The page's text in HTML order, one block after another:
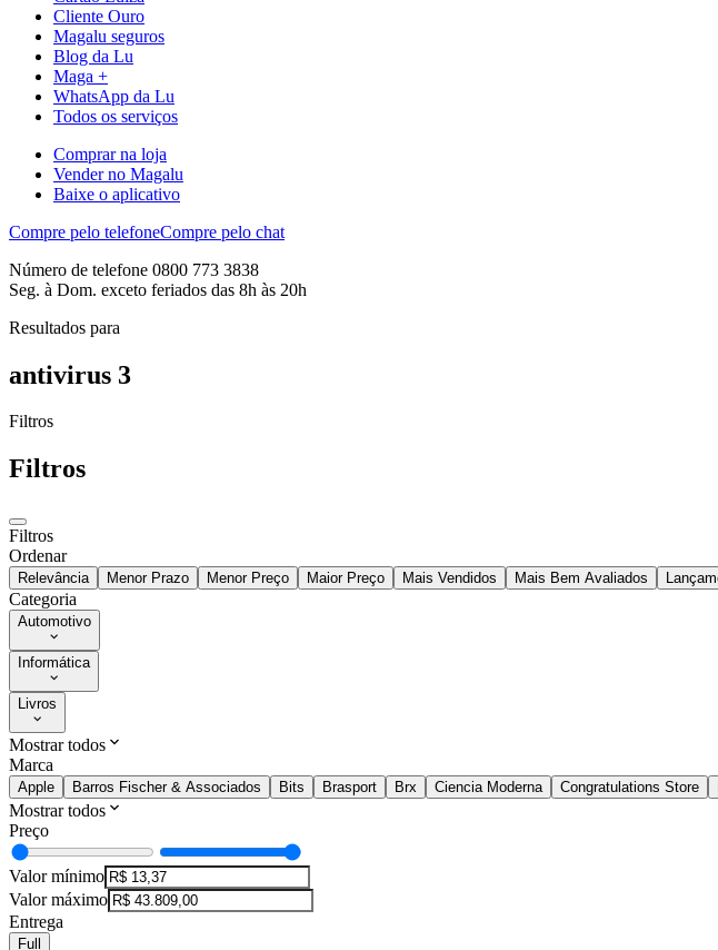
Cliente Ouro
Magalu seguros
Blog da Lu
Maga +
WhatsApp da Lu
Todos os serviços
Comprar na loja
Vender no Magalu
Baixe o aplicativo
Compre pelo telefoneCompre pelo chat
Número de telefone 0800 773 3838
Seg. à Dom. exceto feriados das 8h às 20h
Resultados para
antivirus 3
Filtros
Filtros
Filtros
Ordenar
Relevância Menor Prazo Menor Preço Maior Preço Mais Vendidos Mais Bem Avaliados
Categoria
Automotivo
Informática
Livros
Mostrar todos
Marca
Apple Barros Fischer & Associados Bits Brasport Brx Ciencia Moderna Congratulations Store
Mostrar todos
Preço
Valor mínimo
Valor máximo
Entrega
Full